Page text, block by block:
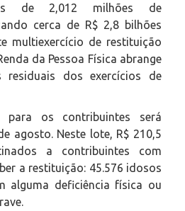
de 2,012 milhões de
cerca de R$ 2,8 bilhões
multiexercício de restituição
da Pessoa Física abrange
residuais dos exercícios de
para os contribuintes será
agosto. Neste lote, R$ 210,5
a contribuintes com
a restituição: 45.576 idosos
alguma deficiência física ou